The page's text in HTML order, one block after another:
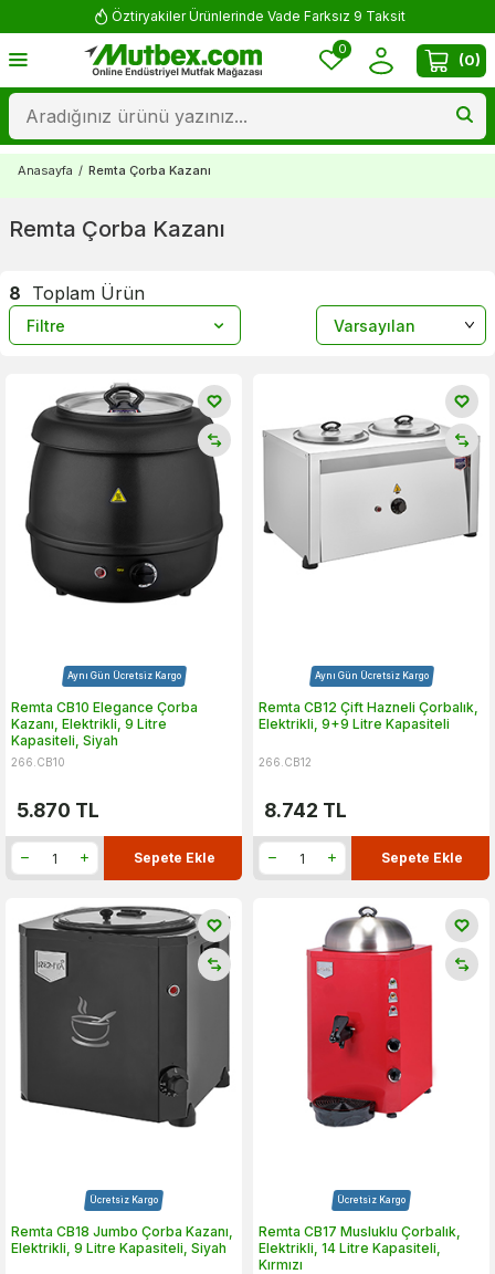
Öztiryakiler Ürünlerinde Vade Farksız 9 Taksit
0
(0)
Anasayfa / Remta Çorba Kazanı
Remta Çorba Kazanı
8 Toplam Ürün
Filtre
Aynı Gün Ücretsiz Kargo
Remta CB10 Elegance Çorba
Kazanı, Elektrikli, 9 Litre
Kapasiteli, Siyah
266.CB10
5.870 TL
Sepete Ekle
Aynı Gün Ücretsiz Kargo
Remta CB12 Çift Hazneli Çorbalık,
Elektrikli, 9+9 Litre Kapasiteli
266.CB12
8.742 TL
Sepete Ekle
Ücretsiz Kargo
Remta CB18 Jumbo Çorba Kazanı,
Elektrikli, 9 Litre Kapasiteli, Siyah
Ücretsiz Kargo
Remta CB17 Musluklu Çorbalık,
Elektrikli, 14 Litre Kapasiteli,
Kırmızı